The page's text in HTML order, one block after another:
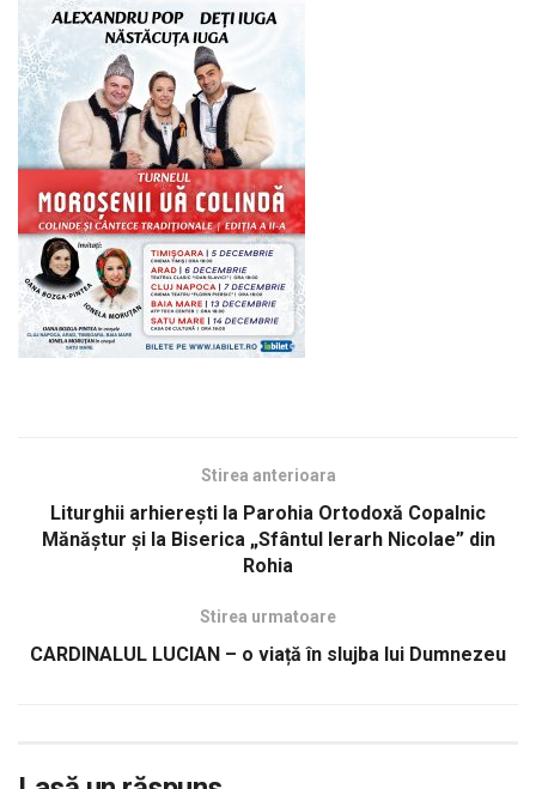
Stirea anterioara
Liturghii arhierești la Parohia Ortodoxă Copalnic
Mănăștur și la Biserica „Sfântul Ierarh Nicolae” din
Rohia
Stirea urmatoare
CARDINALUL LUCIAN – o viață în slujba lui Dumnezeu